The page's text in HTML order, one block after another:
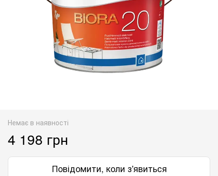
Немає в наявності
4 198 грн
Повідомити, коли з'явиться